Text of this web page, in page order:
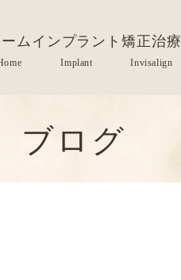
ム インプラント矯正治療
ブログ